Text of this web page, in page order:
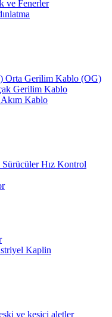
ve Fenerler
Orta Gerilim Kablo (OG)
Gerilim Kablo
Akım Kablo
Hız Kontrol
Kaplin
ve kesici aletler